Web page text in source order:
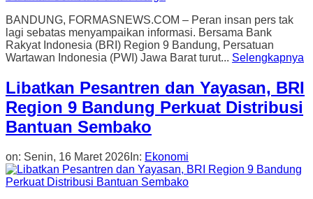
BANDUNG, FORMASNEWS.COM – Peran insan pers tak
lagi sebatas menyampaikan informasi. Bersama Bank
Rakyat Indonesia (BRI) Region 9 Bandung, Persatuan
Wartawan Indonesia (PWI) Jawa Barat turut... Selengkapnya
Libatkan Pesantren dan Yayasan, BRI
Region 9 Bandung Perkuat Distribusi
Bantuan Sembako
on: Senin, 16 Maret 2026 In: Ekonomi